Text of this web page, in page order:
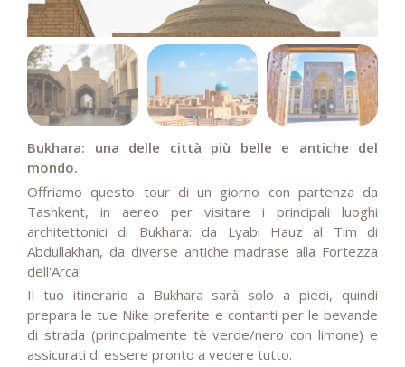
Bukhara: una delle città più belle e antiche del
mondo.
Offriamo questo tour di un giorno con partenza da
Tashkent, in aereo per visitare i principali luoghi
architettonici di Bukhara: da Lyabi Hauz al Tim di
Abdullakhan, da diverse antiche madrase alla Fortezza
dell'Arca!
Il tuo itinerario a Bukhara sarà solo a piedi, quindi
prepara le tue Nike preferite e contanti per le bevande
di strada (principalmente tè verde/nero con limone) e
assicurati di essere pronto a vedere tutto.